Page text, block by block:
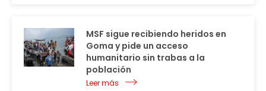
MSF sigue recibiendo heridos en
Goma y pide un acceso
humanitario sin trabas a la
población
Leer más